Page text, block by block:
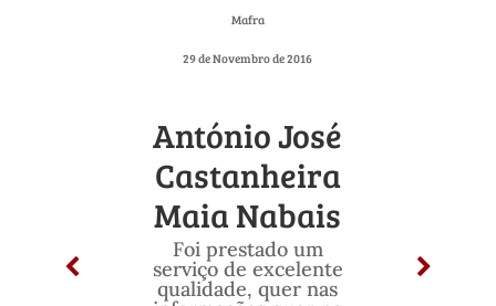
Mafra
29 de Novembro de 2016
António José
Castanheira
Maia Nabais
Foi prestado um
serviço de excelente
qualidade, quer nas